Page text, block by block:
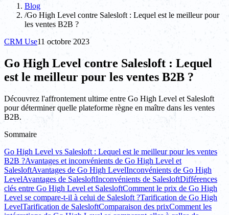
Blog
/Go High Level contre Salesloft : Lequel est le meilleur pour
les ventes B2B ?
CRM Use11 octobre 2023
Go High Level contre Salesloft : Lequel
est le meilleur pour les ventes B2B ?
Découvrez l'affrontement ultime entre Go High Level et Salesloft
pour déterminer quelle plateforme règne en maître dans les ventes
B2B.
Sommaire
Go High Level vs Salesloft : Lequel est le meilleur pour les ventes
B2B ?Avantages et inconvénients de Go High Level et
SalesloftAvantages de Go High LevelInconvénients de Go High
LevelAvantages de SalesloftInconvénients de SalesloftDifférences
clés entre Go High Level et SalesloftComment le prix de Go High
Level se compare-t-il à celui de Salesloft ?Tarification de Go High
LevelTarification de SalesloftComparaison des prixComment les